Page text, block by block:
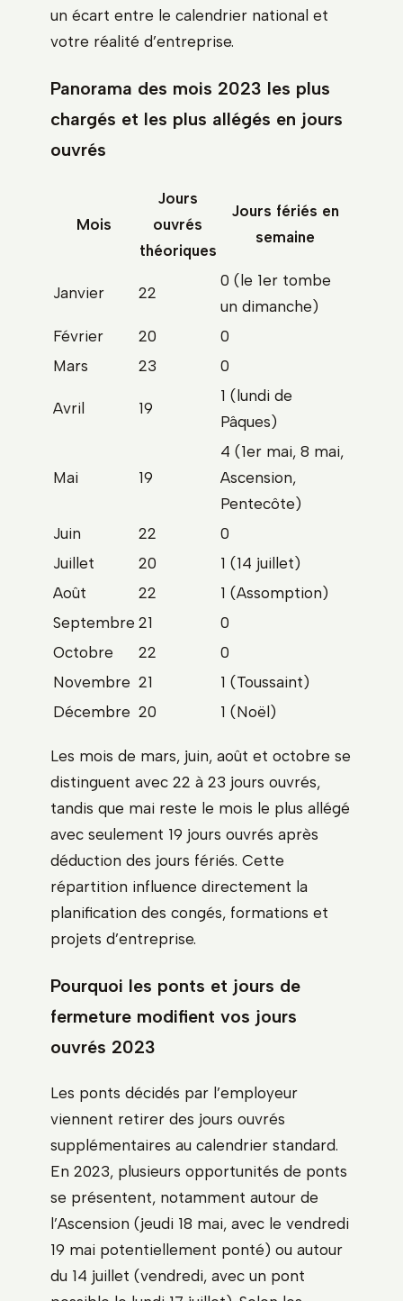
un écart entre le calendrier national et
votre réalité d’entreprise.
Panorama des mois 2023 les plus
chargés et les plus allégés en jours
ouvrés
Mois
Jours
ouvrés
théoriques
Jours fériés en
semaine
Janvier 22
0 (le 1er tombe
un dimanche)
Février
20
0
Mars
23 0
Avril 19
1 (lundi de
Pâques)
Mai 19
4 (1er mai, 8 mai,
Ascension,
Pentecôte)
Juin
22
0
Juillet
20
1 (14 juillet)
Août
22
1 (Assomption)
Septembre 21
0
Octobre
22
0
Novembre 21
1 (Toussaint)
Décembre 20 1 (Noël)
Les mois de mars, juin, août et octobre se
distinguent avec 22 à 23 jours ouvrés,
tandis que mai reste le mois le plus allégé
avec seulement 19 jours ouvrés après
déduction des jours fériés. Cette
répartition influence directement la
planification des congés, formations et
projets d’entreprise.
Pourquoi les ponts et jours de
fermeture modifient vos jours
ouvrés 2023
Les ponts décidés par l’employeur
viennent retirer des jours ouvrés
supplémentaires au calendrier standard.
En 2023, plusieurs opportunités de ponts
se présentent, notamment autour de
l’Ascension (jeudi 18 mai, avec le vendredi
19 mai potentiellement ponté) ou autour
du 14 juillet (vendredi, avec un pont